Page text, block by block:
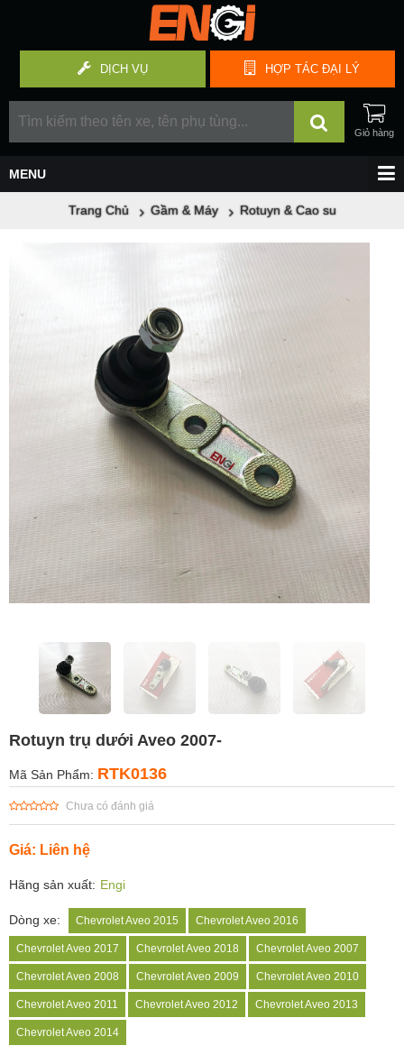
HỢP TÁC ĐẠI LÝ
DỊCH VỤ
Trang Chủ Gầm & Máy Rotuyn & Cao su
Rotuyn trụ dưới Aveo 2007-
Mã Sản Phẩm: RTK0136
Chưa có đánh giá
Giá: Liên hệ
Hãng sản xuất: Engi
Dòng xe: Chevrolet Aveo 2015 Chevrolet Aveo 2016
Chevrolet Aveo 2017 Chevrolet Aveo 2018 Chevrolet Aveo 2007
Chevrolet Aveo 2008 Chevrolet Aveo 2009 Chevrolet Aveo 2010
Chevrolet Aveo 2011 Chevrolet Aveo 2012 Chevrolet Aveo 2013
Chevrolet Aveo 2014